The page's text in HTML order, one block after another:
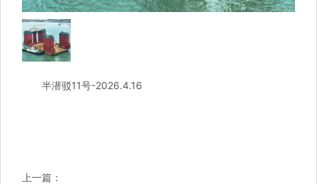
半潜驳11号-2026.4.16
上一篇：